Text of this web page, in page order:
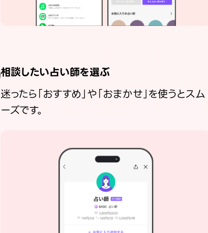
相談したい占い師を選ぶ
迷ったら「おすすめ」や「おまかせ」を使うとスム
ーズです。